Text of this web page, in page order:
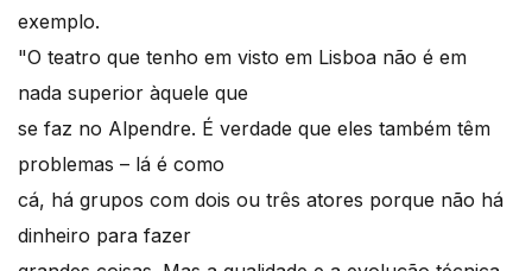
exemplo.
"O teatro que tenho em visto em Lisboa não é em
nada superior àquele que
se faz no Alpendre. É verdade que eles também têm
problemas – lá é como
cá, há grupos com dois ou três atores porque não há
dinheiro para fazer